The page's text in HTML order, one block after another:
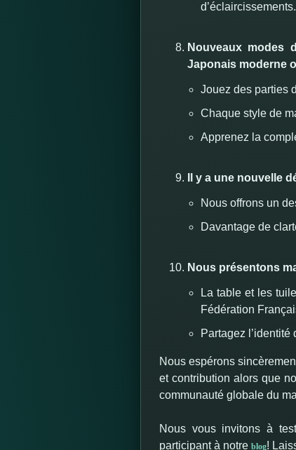
d’éclaircissements.
Nouveaux modes
Japonais moderne
Jouez des parties
Chaque style de
Apprenez la
Il y a une nouvelle
Nous offrons un
Davantage de
Nous présentons
La table et les
Fédération
Partagez
Nous espérons
et contribution alors que
communauté globale du
Nous vous invitons à
participant à notre blog!